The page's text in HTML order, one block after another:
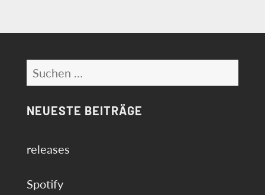
Suchen
nach:
NEUESTE BEITRÄGE
releases
Spotify